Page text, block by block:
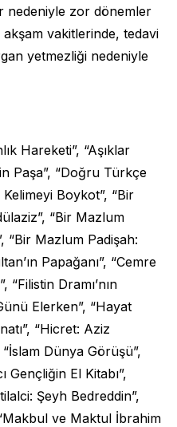
nedeniyle zor dönemler
vakitlerinde, tedavi
yetmezliği nedeniyle
Hareketi”, “Aşıklar
Paşa”, “Doğru Türkçe
Boykot”, “Bir
“Bir Mazlum
“Bir Mazlum Padişah:
Papağanı”, “Cemre
“Filistin Dramı’nın
Elerken”, “Hayat
“Hicret: Aziz
“İslam Dünya Görüşü”,
Gençliğin El Kitabı”,
Şeyh Bedreddin”,
“Makbul ve Maktul İbrahim